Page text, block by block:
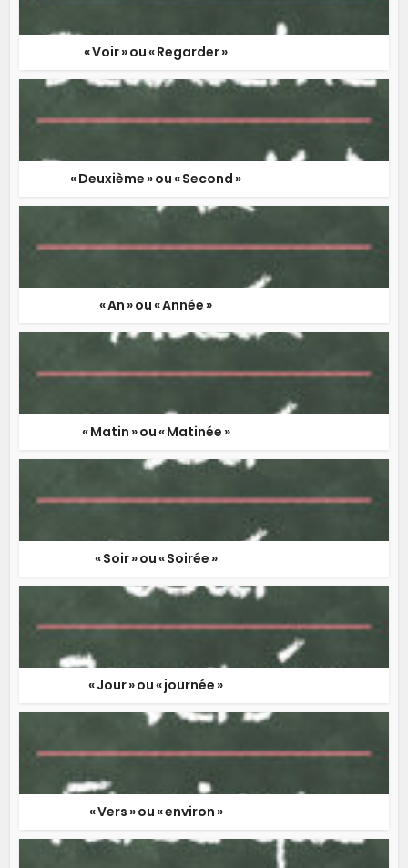
« Voir » ou « Regarder »
« Deuxième » ou « Second »
« An » ou « Année »
« Matin » ou « Matinée »
« Soir » ou « Soirée »
« Jour » ou « journée »
« Vers » ou « environ »